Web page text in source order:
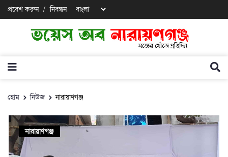
প্রবেশ করুন / নিবন্ধন
হোম নিউজ নারায়াণগঞ্জ
নারায়াণগঞ্জ